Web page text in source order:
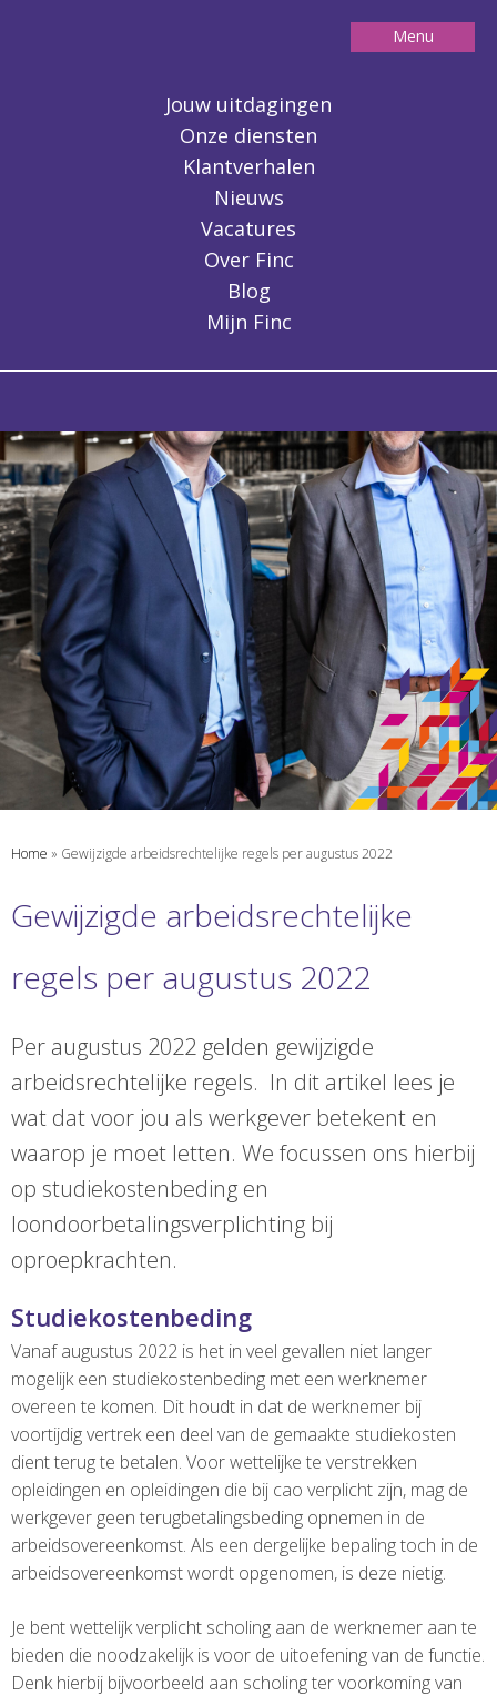
Menu
Jouw uitdagingen
Onze diensten
Klantverhalen
Nieuws
Vacatures
Over Finc
Blog
Mijn Finc
Home » Gewijzigde arbeidsrechtelijke regels per augustus 2022
Gewijzigde arbeidsrechtelijke
regels per augustus 2022
Per augustus 2022 gelden gewijzigde
arbeidsrechtelijke regels. In dit artikel lees je
wat dat voor jou als werkgever betekent en
waarop je moet letten. We focussen ons hierbij
op studiekostenbeding en
loondoorbetalingsverplichting bij
oproepkrachten.
Studiekostenbeding
Vanaf augustus 2022 is het in veel gevallen niet langer
mogelijk een studiekostenbeding met een werknemer
overeen te komen. Dit houdt in dat de werknemer bij
voortijdig vertrek een deel van de gemaakte studiekosten
dient terug te betalen. Voor wettelijke te verstrekken
opleidingen en opleidingen die bij cao verplicht zijn, mag de
werkgever geen terugbetalingsbeding opnemen in de
arbeidsovereenkomst. Als een dergelijke bepaling toch in de
arbeidsovereenkomst wordt opgenomen, is deze nietig.
Je bent wettelijk verplicht scholing aan de werknemer aan te
bieden die noodzakelijk is voor de uitoefening van de functie.
Denk hierbij bijvoorbeeld aan scholing ter voorkoming van